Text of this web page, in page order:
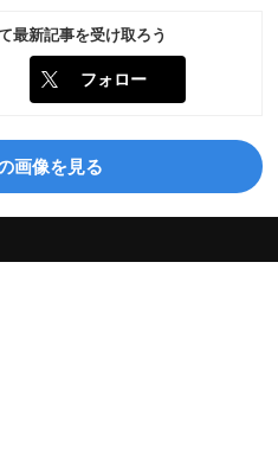
最新記事を受け取ろう
フォロー
画像を見る